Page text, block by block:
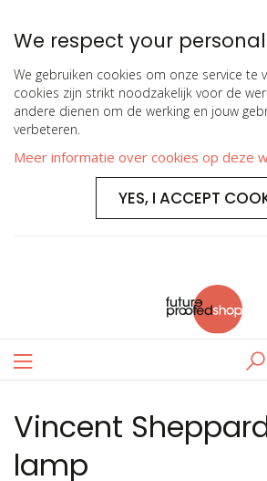
We respect your
We gebruiken cookies om onze service te
cookies zijn strikt noodzakelijk voor de
andere dienen om de werking en jouw
verbeteren.
Meer informatie over cookies op deze
YES, I ACCEPT
Toggle
Vincent
lamp